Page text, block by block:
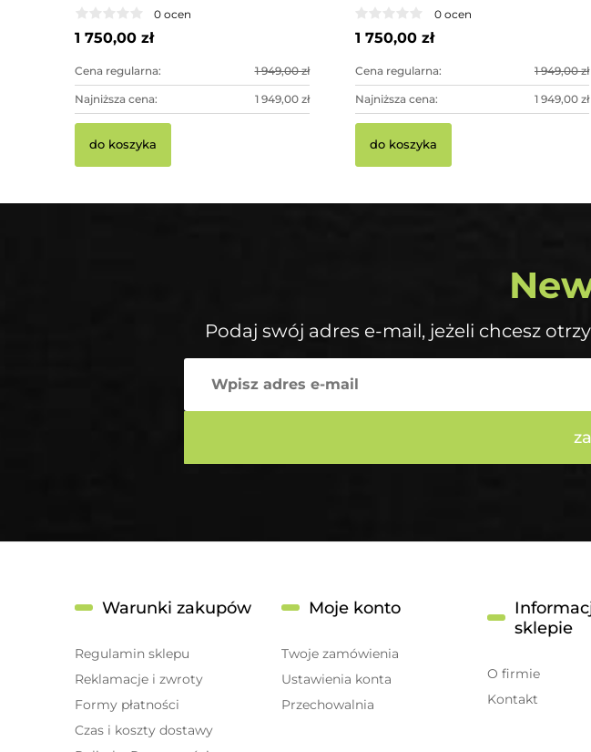
0 ocen
1 750,00 zł
Cena regularna: 1 949,00 zł
Najniższa cena: 1 949,00 zł
do koszyka
0 ocen
1 750,00 zł
Cena regularna: 1 949,00 zł
Najniższa cena: 1 949,00 zł
do koszyka
Podaj swój adres e-mail, jeżeli chcesz
Warunki zakupów
Regulamin sklepu
Reklamacje i zwroty
Formy płatności
Czas i koszty dostawy
Moje konto
Twoje zamówienia
Ustawienia konta
Przechowalnia
sklepie
O firmie
Kontakt